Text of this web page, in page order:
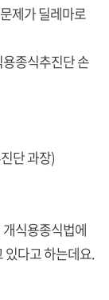
제가 딜레마로
종식추진단 손
단 과장)
식용종식법에
있다고 하는데요.